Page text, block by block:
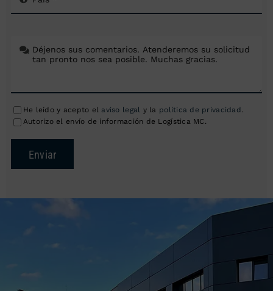
He leído y acepto el aviso legal y la política de privacidad.
Autorizo el envío de información de Logística MC.
Enviar